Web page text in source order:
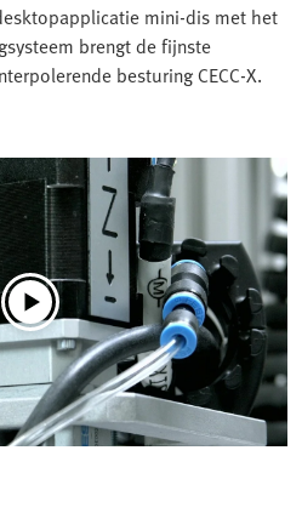
mini-dis met het
brengt de fijnste
besturing CECC-X.